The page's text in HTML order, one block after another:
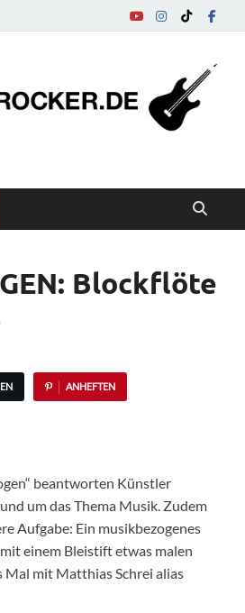
Blockflöte
ANHEFTEN
beantworten Künstler
um das Thema Musik. Zudem
Aufgabe: Ein musikbezogenes
einem Bleistift etwas malen
Mal mit Matthias Schrei alias